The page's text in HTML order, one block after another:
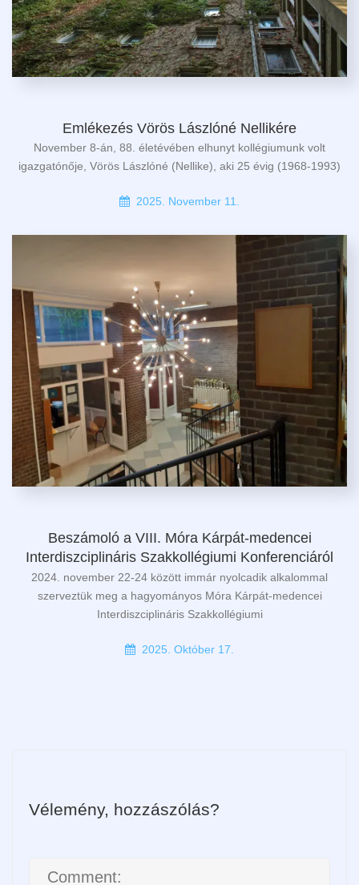
Emlékezés Vörös Lászlóné Nellikére
November 8-án, 88. életévében elhunyt kollégiumunk volt
igazgatónője, Vörös Lászlóné (Nellike), aki 25 évig (1968-1993)
2025. November 11.
Beszámoló a VIII. Móra Kárpát-medencei
Interdiszciplináris Szakkollégiumi Konferenciáról
2024. november 22-24 között immár nyolcadik alkalommal
szerveztük meg a hagyományos Móra Kárpát-medencei
Interdiszciplináris Szakkollégiumi
2025. Október 17.
Vélemény, hozzászólás?